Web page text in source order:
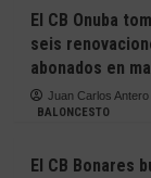
El CB Onuba
seis
abonados en
Juan Carlos Antero
BALONCESTO
El CB Bonares